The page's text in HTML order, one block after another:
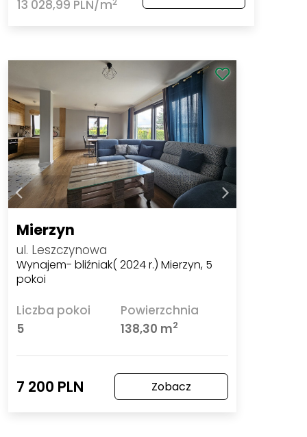
13 028,99 PLN/m
Mierzyn
ul. Leszczynowa
Wynajem- bliźniak( 2024 r.) Mierzyn, 5
pokoi
Liczba pokoi
5
Powierzchnia
138,30 m2
7 200 PLN Zobacz